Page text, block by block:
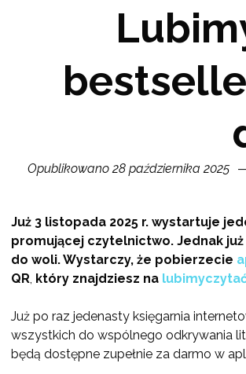
Opublikowano 28 października 2025
Już 3 listopada 2025 r. wystartuje
promującej czytelnictwo. Jednak
do woli. Wystarczy, że pobierzecie
QR który znajdziesz na
Już po raz jedenasty księgarnia
wszystkich do wspólnego odkrywania
będą dostępne zupełnie za darmo w